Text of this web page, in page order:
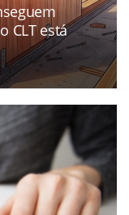
CLT está